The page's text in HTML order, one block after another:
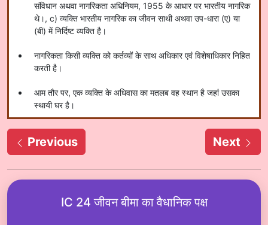
संविधान अथवा नागरिकता अधिनियम, 1955 के आधार पर भारतीय नागरिक
थे।, c) व्यक्ति भारतीय नागरिक का जीवन साथी अथवा उप-धारा (ए) या
(बी) में निर्दिष्ट व्यक्ति है।
नागरिकता किसी व्यक्ति को कर्तव्यों के साथ अधिकार एवं विशेषाधिकार निहित
करती है।
आम तौर पर, एक व्यक्ति के अधिवास का मतलब वह स्थान है जहां उसका
स्थायी घर है।
Previous Next
IC 24 जीवन बीमा का वैधानिक पक्ष